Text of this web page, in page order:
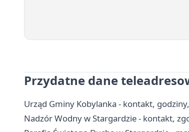
Przydatne dane
Urząd Gminy Kobylanka - kontakt, godziny,
Nadzór Wodny w Stargardzie - kontakt,